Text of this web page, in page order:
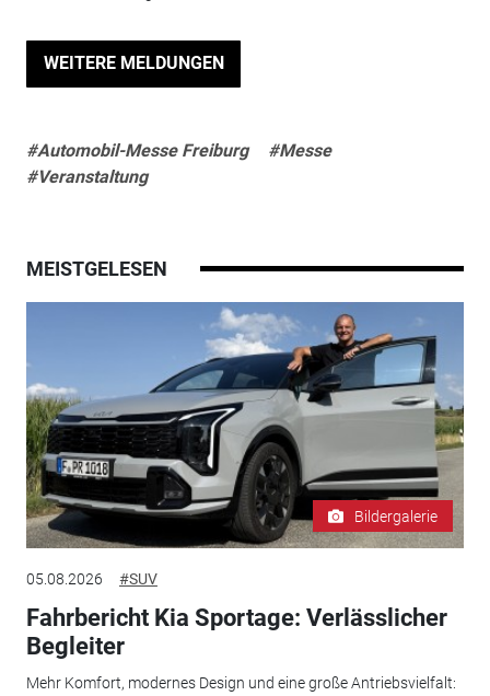
WEITERE MELDUNGEN
#Automobil-Messe Freiburg
#Messe
#Veranstaltung
MEISTGELESEN
Bildergalerie
05.08.2026 #SUV
Fahrbericht Kia Sportage: Verlässlicher
Begleiter
Mehr Komfort, modernes Design und eine große Antriebsvielfalt: